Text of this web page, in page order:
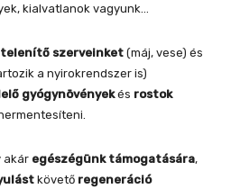
kialvatlanok vagyunk…
szerveinket (máj, vese) és
a nyirokrendszer is)
gyógynövényekés rostok
akár egészégünk támogatására,
követő regeneráció